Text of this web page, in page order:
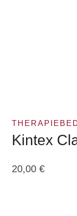
Kintex
20,00 €